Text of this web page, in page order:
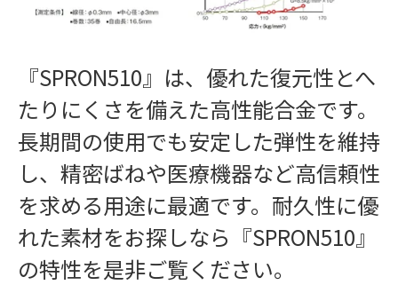
『SPRON510』は、優れた復元性とへ
たりにくさを備えた高性能合金です。
長期間の使用でも安定した弾性を維持
し、精密ばねや医療機器など高信頼性
を求める用途に最適です。耐久性に優
れた素材をお探しなら『SPRON510』
の特性を是非ご覧ください。